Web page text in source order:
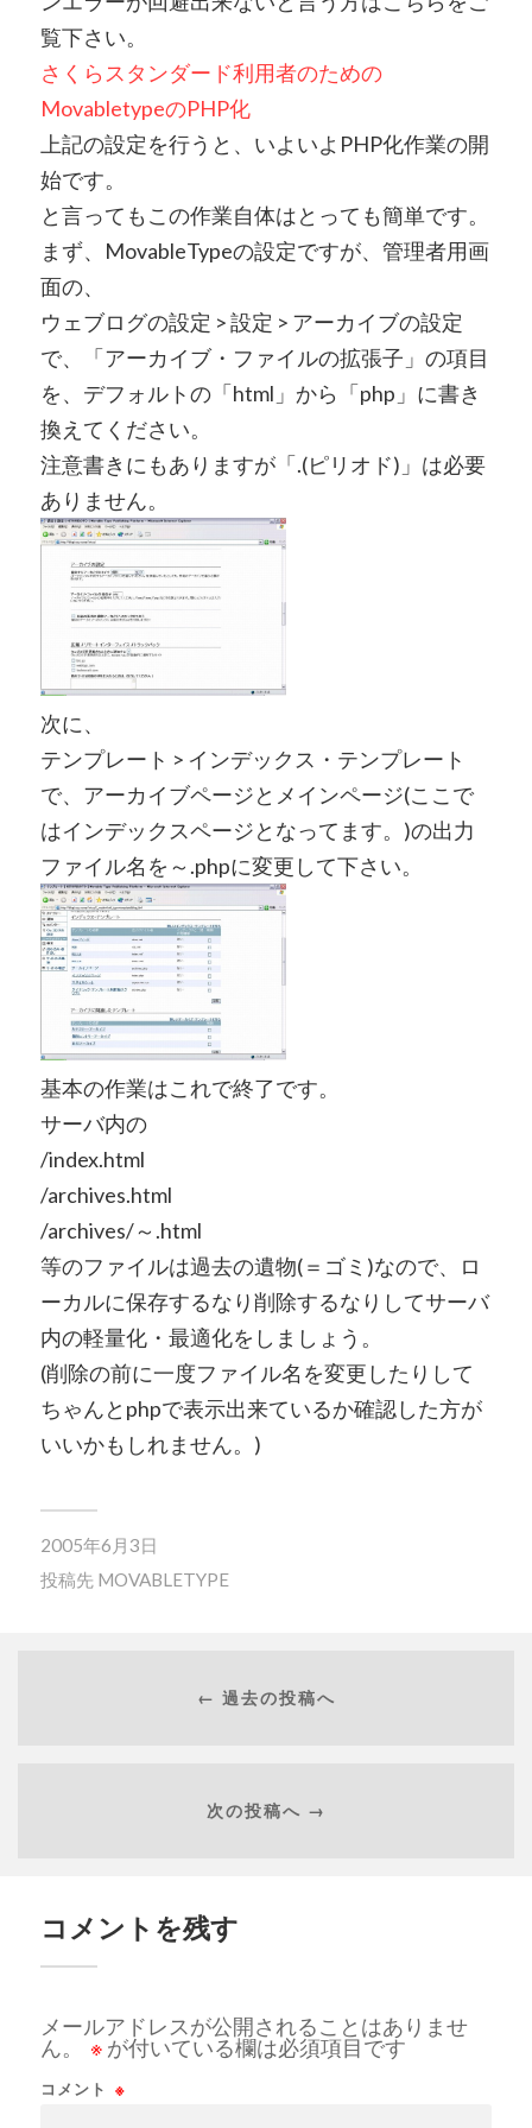
覧下さい。
さくらスタンダード利用者のための
MovabletypeのPHP化
上記の設定を行うと、いよいよPHP化作業の開
始です。
と言ってもこの作業自体はとっても簡単です。
まず、MovableTypeの設定ですが、管理者用画
面の、
ウェブログの設定 > 設定 > アーカイブの設定
で、「アーカイブ・ファイルの拡張子」の項目
を、デフォルトの「html」から「php」に書き
換えてください。
注意書きにもありますが「.(ピリオド)」は必要
ありません。
次に、
テンプレート > インデックス・テンプレート
で、アーカイブページとメインページ(ここで
はインデックスページとなってます。)の出力
ファイル名を～.phpに変更して下さい。
基本の作業はこれで終了です。
サーバ内の
/index.html
/archives.html
/archives/～.html
等のファイルは過去の遺物(＝ゴミ)なので、ロ
ーカルに保存するなり削除するなりしてサーバ
内の軽量化・最適化をしましょう。
(削除の前に一度ファイル名を変更したりして
ちゃんとphpで表示出来ているか確認した方が
いいかもしれません。)
2005年6月3日
投稿先 MOVABLETYPE
← 過去の投稿へ
次の投稿へ →
コメントを残す
メールアドレスが公開されることはありませ
ん。
※ が付いている欄は必須項目です
コメント ※